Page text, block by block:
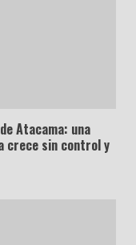
Atacama: una
crece sin control y